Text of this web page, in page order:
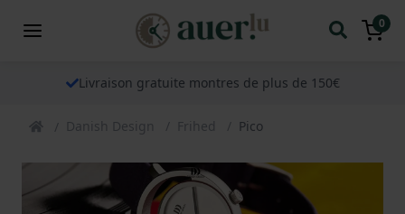
0
Livraison gratuite montres de plus de 150€
Danish Design Frihed Pico